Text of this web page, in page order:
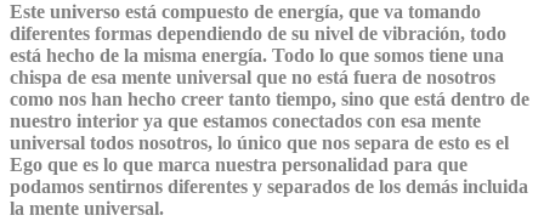
Este universo está compuesto de energía, que va tomando
diferentes formas dependiendo de su nivel de vibración, todo
está hecho de la misma energía. Todo lo que somos tiene una
chispa de esa mente universal que no está fuera de nosotros
como nos han hecho creer tanto tiempo, sino que está dentro de
nuestro interior ya que estamos conectados con esa mente
universal todos nosotros, lo único que nos separa de esto es el
Ego que es lo que marca nuestra personalidad para que
podamos sentirnos diferentes y separados de los demás incluida
la mente universal.